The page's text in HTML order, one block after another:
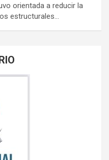
orientada a reducir la
estructurales…